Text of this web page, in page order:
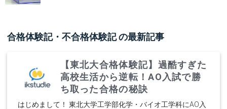
合格体験記・不合格体験記の最新記事
【東北大合格体験記】過酷すぎた
高校生活から逆転！AO入試で勝
ち取った合格の秘訣
はじめまして！ 東北大学工学部化学・バイオ工学科にAO入